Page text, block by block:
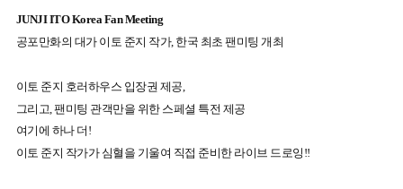
JUNJI ITO Korea Fan Meeting
공포만화의 대가 이토 준지 작가, 한국 최초 팬미팅 개최
이토 준지 호러하우스 입장권 제공,
그리고 ,팬미팅 관객만을 위한 스페셜 특전 제공
여기에 하나 더 !
이토 준지 작가가 심혈을 기울여 직접 준비한 라이브 드로잉 !!